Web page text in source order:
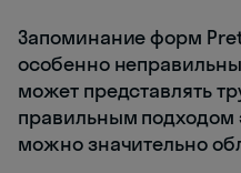
Запоминание форм
особенно
может представлять
правильным подходом
можно значительно